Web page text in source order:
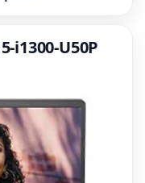
i1300-U50P